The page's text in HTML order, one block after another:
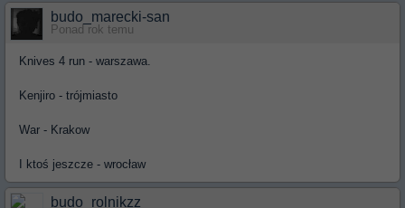
budo_marecki-san
Ponad rok temu
Knives 4 run - warszawa.
Kenjiro - trójmiasto
War - Krakow
I ktoś jeszcze - wrocław
budo_rolnikzz